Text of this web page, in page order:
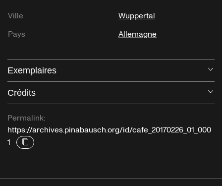
Ville
Wuppertal
Pays
Allemagne
Exemplaires
Crédits
Permalink:
https://archives.pinabausch.org/id/cafe_20170226_01_000
1